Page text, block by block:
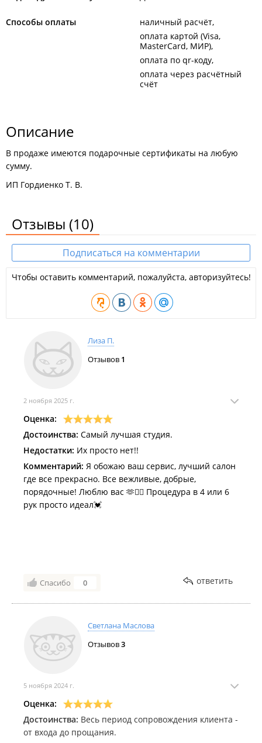
Способы оплаты
наличный расчёт
оплата картой (Visa,
MasterCard, МИР)
оплата по qr-коду
оплата через расчётный
счёт
Описание
В продаже имеются подарочные сертификаты на любую
сумму.
ИП Гордиенко Т. В.
Отзывы (10)
Подписаться на комментарии
Чтобы оставить комментарий, пожалуйста, авторизуйтесь!
Лиза П.
Отзывов 1
2 ноября 2025 г.
Оценка:
Достоинства: Самый лучшая студия.
Недостатки: Их просто нет!!
Комментарий: Я обожаю ваш сервис, лучший салон
где все прекрасно. Все вежливые, добрые,
порядочные! Люблю вас 🫶❤️‍🔥 Процедура в 4 или 6
рук просто идеал💓
Спасибо 0 ответить
Светлана Маслова
Отзывов3
5 ноября 2024 г.
Оценка:
Достоинства: Весь период сопровождения клиента -
от входа до прощания.